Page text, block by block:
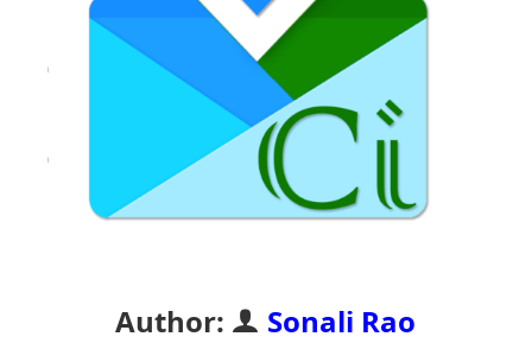
Author: Sonali Rao